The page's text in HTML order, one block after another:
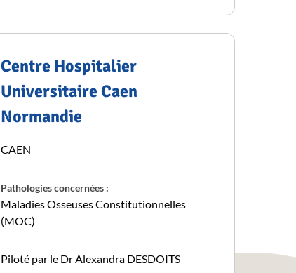
Centre Hospitalier
Universitaire Caen
Normandie
CAEN
Pathologies concernées :
Maladies Osseuses Constitutionnelles
(MOC)
Piloté par le Dr Alexandra DESDOITS